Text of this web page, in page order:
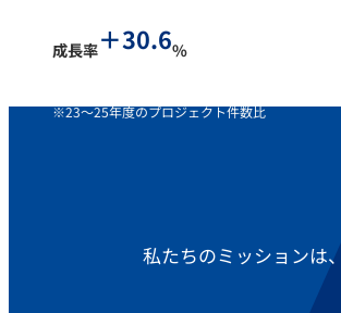
成長率＋30.6%
※23～25年度のプロジェクト件数比
私たちのミッションは、